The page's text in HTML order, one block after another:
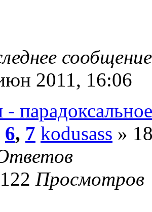
2011, 16:06
6, 7 kodusass »
Просмотров